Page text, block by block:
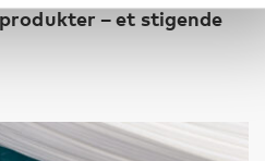
– et stigende